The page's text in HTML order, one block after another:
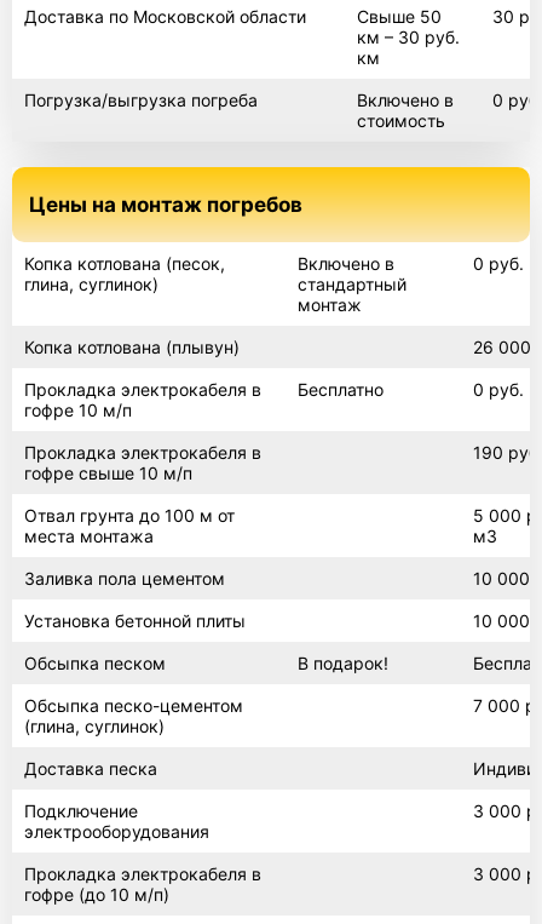
Погреб винный
Погреб с наклонным входом
Погреб 3х4
Погреб сварной
Доставка по Московской области
Свыше 50
км – 30 руб.
км
30
Погрузка/выгрузка погреба
Включено в
стоимость
0 руб.
Цены на монтаж погребов
Копка котлована (песок,
глина, суглинок)
Включено в
стандартный
монтаж
0 руб.
Копка котлована (плывун) 26 000
Прокладка электрокабеля в
гофре 10 м/п
Бесплатно 0 руб.
Прокладка электрокабеля в
гофре свыше 10 м/п
190
Отвал грунта до 100 м от
места монтажа
5 000
м3
Заливка пола цементом 10 000
Установка бетонной плиты 10 000
Обсыпка песком В подарок!
Обсыпка песко-цементом
(глина, суглинок)
7 000
Доставка песка
Подключение
электрооборудования
3 000
Прокладка электрокабеля в
гофре (до 10 м/п)
3 000